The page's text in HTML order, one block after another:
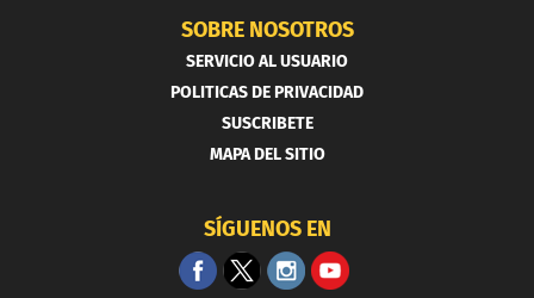
SOBRE NOSOTROS
SERVICIO AL USUARIO
POLITICAS DE PRIVACIDAD
SUSCRIBETE
MAPA DEL SITIO
SÍGUENOS EN